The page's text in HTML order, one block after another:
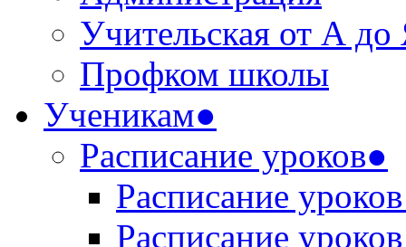
Учительская от А до
Профком школы
Ученикам●
Расписание уроков●
Расписание
Расписание